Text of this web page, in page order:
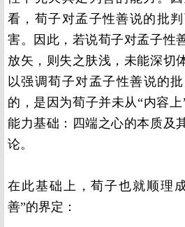
看，荀子对孟子性善说的批
害。因此，若说荀子对孟子性
放矢，则失之肤浅，未能深切
以强调荀子对孟子性善说的
的，是因为荀子并未从“内容
能力基础：四端之心的本质及
论。
在此基础上，荀子也就顺理
善”的界定：